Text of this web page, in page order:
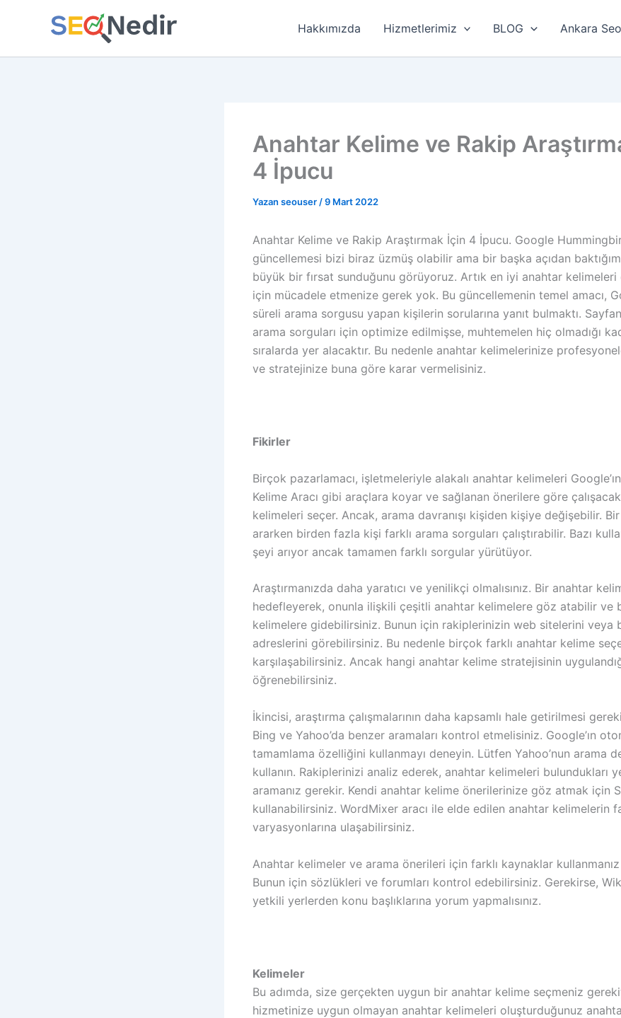
Hakkımızda Hizmetlerimiz BLOG Ankara
Anahtar Kelime ve Rakip
4 İpucu
Yazan seouser /9 Mart 2022
Anahtar Kelime ve Rakip Araştırmak İçin 4 İpucu. Google
güncellemesi bizi biraz üzmüş olabilir ama bir başka açıdan
büyük bir fırsat sunduğunu görüyoruz. Artık en iyi anahtar kelimeleri
için mücadele etmenize gerek yok. Bu güncellemenin temel amacı,
süreli arama sorgusu yapan kişilerin sorularına yanıt bulmaktı.
arama sorguları için optimize edilmişse, muhtemelen hiç olmadığı
sıralarda yer alacaktır. Bu nedenle anahtar kelimelerinize
ve stratejinize buna göre karar vermelisiniz.
Fikirler
Birçok pazarlamacı, işletmeleriyle alakalı anahtar kelimeleri
Kelime Aracı gibi araçlara koyar ve sağlanan önerilere göre
kelimeleri seçer. Ancak, arama davranışı kişiden kişiye değişebilir.
ararken birden fazla kişi farklı arama sorguları çalıştırabilir. Bazı
şeyi arıyor ancak tamamen farklı sorgular yürütüyor.
Araştırmanızda daha yaratıcı ve yenilikçi olmalısınız. Bir anahtar
hedefleyerek, onunla ilişkili çeşitli anahtar kelimelere göz atabilir ve
kelimelere gidebilirsiniz. Bunun için rakiplerinizin web sitelerini veya
adreslerini görebilirsiniz. Bu nedenle birçok farklı anahtar kelime
karşılaşabilirsiniz. Ancak hangi anahtar kelime stratejisinin
öğrenebilirsiniz.
İkincisi, araştırma çalışmalarının daha kapsamlı hale getirilmesi
Bing ve Yahoo’da benzer aramaları kontrol etmelisiniz. Google’ın
tamamlama özelliğini kullanmayı deneyin. Lütfen Yahoo’nun arama
kullanın. Rakiplerinizi analiz ederek, anahtar kelimeleri bulundukları
aramanız gerekir. Kendi anahtar kelime önerilerinize göz atmak için
kullanabilirsiniz. WordMixer aracı ile elde edilen anahtar kelimelerin
varyasyonlarına ulaşabilirsiniz.
Anahtar kelimeler ve arama önerileri için farklı kaynaklar
Bunun için sözlükleri ve forumları kontrol edebilirsiniz. Gerekirse,
yetkili yerlerden konu başlıklarına yorum yapmalısınız.
Kelimeler
Bu adımda, size gerçekten uygun bir anahtar kelime seçmeniz
hizmetinize uygun olmayan anahtar kelimeleri oluşturduğunuz